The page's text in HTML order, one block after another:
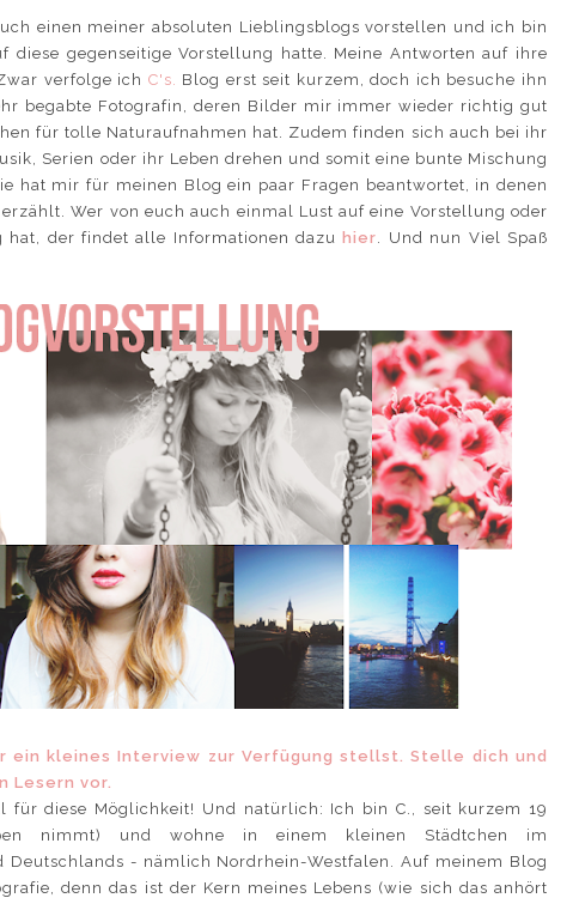
einen meiner absoluten Lieblingsblogs vorstellen und ich bin
diese gegenseitige Vorstellung hatte. Meine Antworten auf ihre
verfolge ich C's.
Blog erst seit kurzem, doch ich besuche ihn
begabte Fotografin, deren Bilder mir immer wieder richtig gut
für tolle Naturaufnahmen hat. Zudem finden sich auch bei ihr
Serien oder ihr Leben drehen und somit eine bunte Mischung
hat mir für meinen Blog ein paar Fragen beantwortet, in denen
Wer von euch auch einmal Lust auf eine Vorstellung oder
hat, der findet alle Informationen dazu hier . Und nun Viel Spaß
ein kleines Interview zur Verfügung stellst. Stelle dich und
Lesern vor.
für diese Möglichkeit! Und natürlich: Ich bin C., seit kurzem 19
nimmt) und wohne in einem kleinen Städtchen im
Deutschlands - nämlich Nordrhein-Westfalen. Auf meinem Blog
denn das ist der Kern meines Lebens (wie sich das anhört